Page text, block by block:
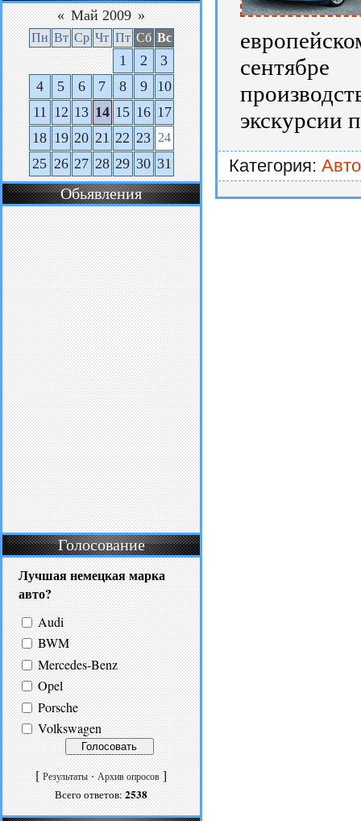
« Май 2009 »
Пн Вт Ср Чт Пт Сб Вс
1 2
3
4
5 6 7 8 9
10
11 12 13 14 15 16 17
18 19 20 21 22 23 24
25 26 27 28 29 30 31
Обьявления
Голосование
Лучшая немецкая марка
авто?
Audi
BWM
Mercedes-Benz
Opel
Porsche
Volkswagen
[Результаты·Архив опросов]
Всего ответов:2538
экскурсии
Категория: